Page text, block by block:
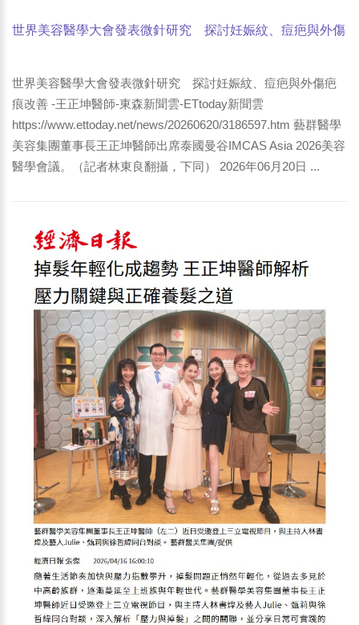
世界美容醫學大會發表微針研究 探討妊娠紋、痘疤與外傷
2026美容醫學會議。
世界美容醫學大會發表微針研究 探討妊娠紋、痘疤與外傷疤
痕改善 -王正坤醫師-東森新聞雲-ETtoday新聞雲
https://www.ettoday.net/news/20260620/3186597.htm 藝群醫學
美容集團董事長王正坤醫師出席泰國曼谷IMCAS Asia 2026美容
醫學會議。（記者林東良翻攝，下同） 2026年06月20日 ...